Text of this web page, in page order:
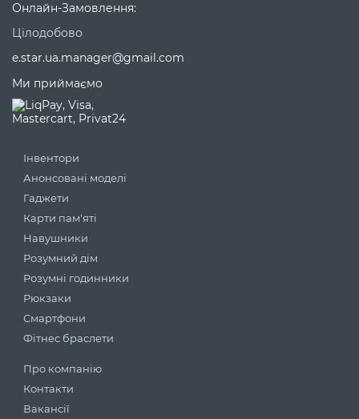
Онлайн-Замовлення:
Цілодобово
e.star.ua.manager@gmail.com
Ми приймаємо
Інвентори
Анонсовані моделі
Гаджети
Карти пам'яті
Навушники
Розумний дім
Розумні годинники
Рюкзаки
Смартфони
Фітнес браслети
Про компанію
Контакти
Вакансії